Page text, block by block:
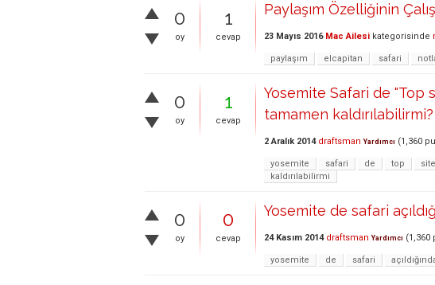
0
oy
1
cevap
Paylaşım Özelliğinin
23 Mayıs 2016 Mac Ailesi kategorisinde
paylaşım elcapitan safari
0
oy
1
cevap
Yosemite Safari de "Top
tamamen kaldırılabilirmi?
2 Aralık 2014 draftsman Yardımcı (1,360
yosemite safari de top
kaldırılabilirmi
0
oy
0
cevap
Yosemite de safari
24 Kasım 2014 draftsman Yardımcı (1,360
yosemite de safari